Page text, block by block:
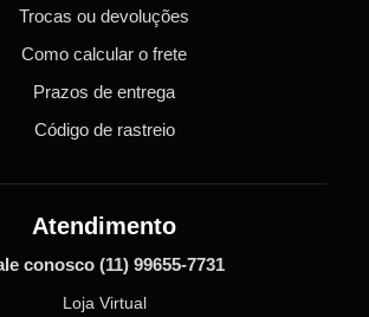
Trocas ou devoluções
Como calcular o frete
Prazos de entrega
Código de rastreio
Atendimento
conosco (11) 99655-7731
Loja Virtual